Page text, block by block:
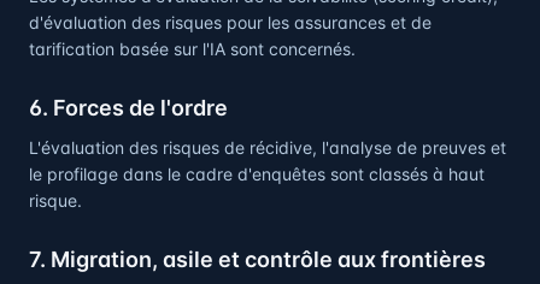
d'évaluation des risques pour les assurances et de
tarification basée sur l'IA sont concernés.
6. Forces de l'ordre
L'évaluation des risques de récidive, l'analyse de preuves et
le profilage dans le cadre d'enquêtes sont classés à haut
risque.
7. Migration, asile et contrôle aux frontières